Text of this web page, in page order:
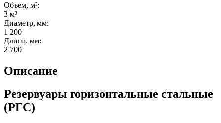
Объем, м³:
3 м³
Диаметр, мм:
1 200
Длина, мм:
2 700
Описание
Резервуары горизонтальные стальные
(РГС)